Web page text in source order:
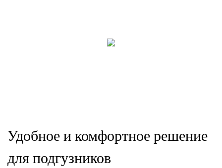
Удобное и комфортное решение
для подгузников